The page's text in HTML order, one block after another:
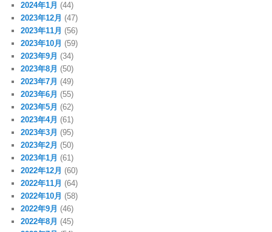
2024年1月 (44)
2023年12月 (47)
2023年11月 (56)
2023年10月 (59)
2023年9月 (34)
2023年8月 (50)
2023年7月 (49)
2023年6月 (55)
2023年5月 (62)
2023年4月 (61)
2023年3月 (95)
2023年2月 (50)
2023年1月 (61)
2022年12月 (60)
2022年11月 (64)
2022年10月 (58)
2022年9月 (46)
2022年8月 (45)